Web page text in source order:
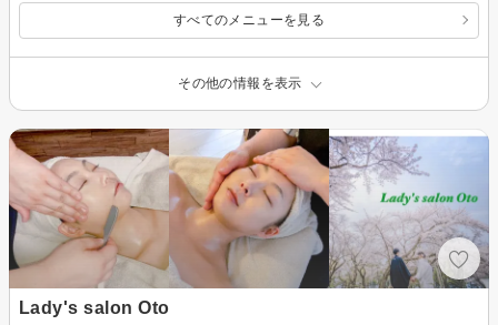
すべてのメニューを見る
その他の情報を表示
Lady's salon Oto